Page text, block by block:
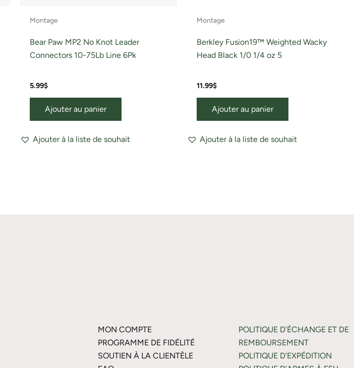
Montage
Bear Paw MP2 No Knot Leader
Connectors 10-75Lb Line 6Pk
5.99$
Ajouter au panier
Ajouter à la liste de souhait
Montage
Berkley Fusion19™ Weighted Wacky
Head Black 1/0 1/4 oz 5
11.99$
Ajouter au panier
Ajouter à la liste de souhait
MON COMPTE
PROGRAMME DE FIDÉLITÉ
SOUTIEN À LA CLIENTÈLE
POLITIQUE D’ÉCHANGE ET DE
REMBOURSEMENT
POLITIQUE D’EXPÉDITION